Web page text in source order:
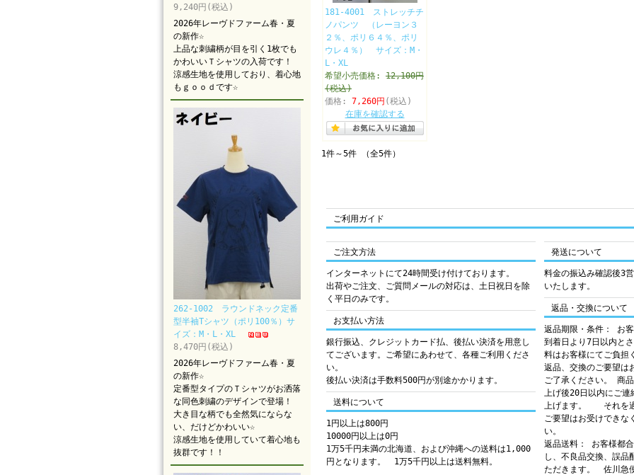
9,240円(税込)
2026年レーヴドファーム春・夏
の新作☆
上品な刺繍柄が目を引く1枚でも
かわいいＴシャツの入荷です！
涼感生地を使用しており、着心地
もｇｏｏｄです☆
262-1002 ラウンドネック定番
型半袖Tシャツ（ポリ100％）サ
イズ：M・L・XL
8,470円(税込)
2026年レーヴドファーム春・夏
の新作☆
定番型タイプのＴシャツがお洒落
な同色刺繍のデザインで登場！
大き目な柄でも全然気にならな
い、だけどかわいい☆
涼感生地を使用していて着心地も
抜群です！！
181-4001 ストレッチチ
ノパンツ （レーヨン３
２％、ポリ６４％、ポリ
ウレ４％） サイズ：M・
L・XL
希望小売価格: 12,100円
(税込)
価格: 7,260円 (税込)
在庫を確認する
1件～5件 （全5件）
ご利用ガイド
ご注文方法
インターネットにて24時間受け付けております。
出荷やご注文、ご質問メールの対応は、土日祝日を除
く平日のみです。
お支払い方法
銀行振込、クレジットカード払、後払い決済を用意し
てございます。ご希望にあわせて、各種ご利用くださ
い。
後払い決済は手数料500円が別途かかります。
送料について
1円以上は800円
10000円以上は0円
1万5千円未満の北海道、および沖縄への送料は1,000
円となります。 1万5千円以上は送料無料。
発送について
料金の振込み確認後3
いたします。
返品・交換について
返品期限・条件： お
到着日より7日以内と
料はお客様にてご負担
返品、交換のご要望は
ご了承ください。 商
上げ後20日以内にご連
上げます。 それを過
ご要望はお受けできな
い。
返品送料： お客様都
し、不良品交換、誤品
ただきます。 佐川急